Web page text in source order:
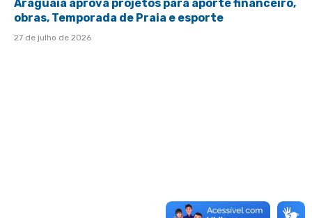
Araguaia aprova projetos para aporte financeiro,
obras, Temporada de Praia e esporte
27 de julho de 2026